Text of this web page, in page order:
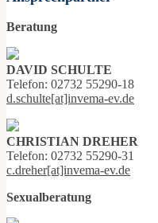
Beratung
DAVID SCHULTE
Telefon: 02732 55290-18
d.schulte[at]invema-ev.de
CHRISTIAN DREHER
Telefon: 02732 55290-31
c.dreher[at]invema-ev.de
Sexualberatung